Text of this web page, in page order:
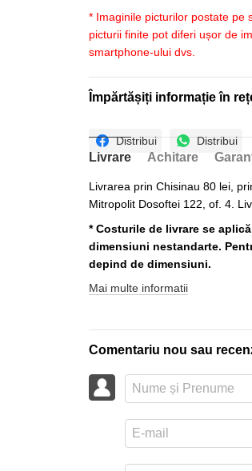
* Imaginile picturilor postate pe
picturii finite pot diferi ușor de
smartphone-ului dvs.
Împărtășiți informație în
Distribui Distribui
Livrare Achitare
Livrarea prin Chisinau 80 lei,
Mitropolit Dosoftei 122, of. 4.
* Costurile de livrare se
dimensiuni nestandarte.
depind de dimensiuni.
Mai multe informatii
Comentariu nou sau